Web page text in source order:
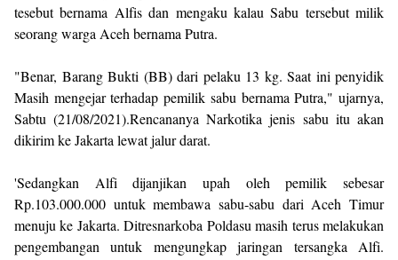
tesebut bernama Alfis dan mengaku kalau Sabu tersebut milik
seorang warga Aceh bernama Putra.
"Benar, Barang Bukti (BB) dari pelaku 13 kg. Saat ini penyidik
Masih mengejar terhadap pemilik sabu bernama Putra," ujarnya,
Sabtu (21/08/2021).Rencananya Narkotika jenis sabu itu akan
dikirim ke Jakarta lewat jalur darat.
'Sedangkan Alfi dijanjikan upah oleh pemilik sebesar
Rp.103.000.000 untuk membawa sabu-sabu dari Aceh Timur
menuju ke Jakarta. Ditresnarkoba Poldasu masih terus melakukan
pengembangan untuk mengungkap jaringan tersangka Alfi.